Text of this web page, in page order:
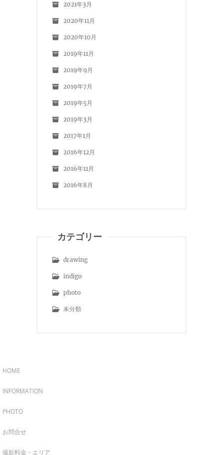
2021年3月
2020年11月
2020年10月
2019年11月
2019年9月
2019年7月
2019年5月
2019年3月
2017年1月
2016年12月
2016年11月
2016年8月
カテゴリー
drawing
indigo
photo
未分類
HOME
INFORMATION
PHOTO
お問合せ
撮影料金・エリア